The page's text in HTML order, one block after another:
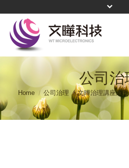
關於文
代理
投資人
首頁
聯絡
網
公司治
Home 公司治理 文曄治理講座系列